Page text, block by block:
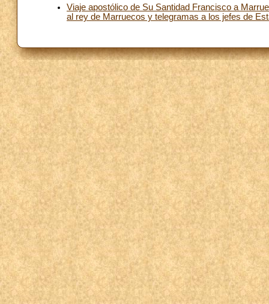
Viaje apostólico de Su Santidad Francisco a
al rey de Marruecos y telegramas a los jefes de